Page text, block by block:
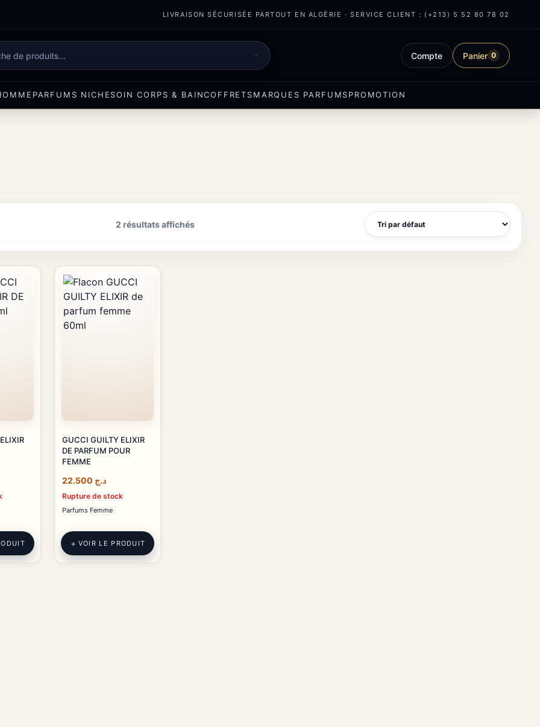
LIVRAISON SÉCURISÉE PARTOUT EN ALGÉRIE · SERVICE CLIENT : (+213) 5 52 80 78 02
Compte Panier 0
PARFUMS NICHESOIN CORPS & BAINCOFFRETSMARQUES PARFUMSPROMOTION
2 résultats affichés
GUCCI GUILTY ELIXIR
DE PARFUM POUR
FEMME
د.ج
Rupture de stock
Parfums Femme
VOIR LE PRODUIT